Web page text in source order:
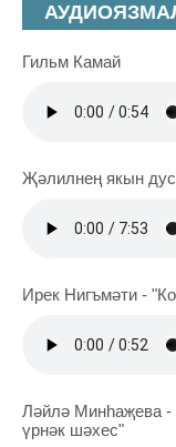
Гильм Камай
Җәлилнең якын
Ирек Нигъмәти -
Ләйлә Минһаҗева -
үрнәк шәхес"